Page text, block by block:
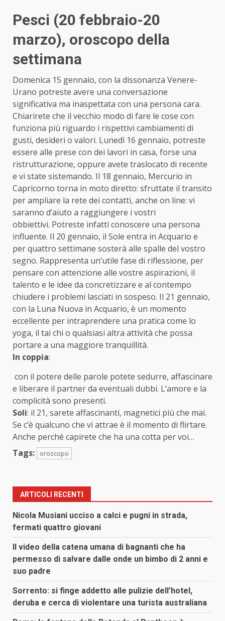
Pesci (20 febbraio-20
marzo), oroscopo della
settimana
Domenica 15 gennaio, con la dissonanza Venere-
Urano potreste avere una conversazione
significativa ma inaspettata con una persona cara.
Chiarirete che il vecchio modo di fare le cose con
funziona più riguardo i rispettivi cambiamenti di
gusti, desideri o valori. Lunedì 16 gennaio, potreste
essere alle prese con dei lavori in casa, forse una
ristrutturazione, oppure avete traslocato di recente
e vi state sistemando. Il 18 gennaio, Mercurio in
Capricorno torna in moto diretto: sfruttate il transito
per ampliare la rete dei contatti, anche on line: vi
saranno d’aiuto a raggiungere i vostri
obbiettivi. Potreste infatti conoscere una persona
influente. Il 20 gennaio, il Sole entra in Acquario e
per quattro settimane sosterà alle spalle del vostro
segno. Rappresenta un’utile fase di riflessione, per
pensare con attenzione alle vostre aspirazioni, il
talento e le idee da concretizzare e al contempo
chiudere i problemi lasciati in sospeso. Il 21 gennaio,
con la Luna Nuova in Acquario, è un momento
eccellente per intraprendere una pratica come lo
yoga, il tai chi o qualsiasi altra attività che possa
portare a una maggiore tranquillità.
In coppia:
con il potere delle parole potete sedurre, affascinare
e liberare il partner da eventuali dubbi. L’amore e la
complicità sono presenti.
Soli: il 21, sarete affascinanti, magnetici più che mai.
Se c’è qualcuno che vi attrae è il momento di flirtare.
Anche perché capirete che ha una cotta per voi…
Tags:
oroscopo
ARTICOLI RECENTI
Nicola Musiani ucciso a calci e pugni in strada,
fermati quattro giovani
Il video della catena umana di bagnanti che ha
permesso di salvare dalle onde un bimbo di 2 anni e
suo padre
Sorrento: si finge addetto alle pulizie dell’hotel,
deruba e cerca di violentare una turista australiana